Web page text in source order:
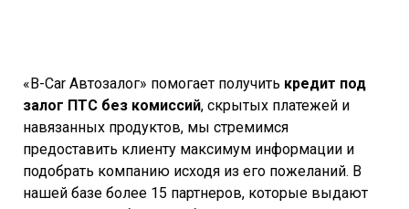
«B-Car Автозалог» помогает получить кредит под
залог ПТС без комиссий, скрытых платежей и
навязанных продуктов, мы стремимся
предоставить клиенту максимум информации и
подобрать компанию исходя из его пожеланий. В
нашей базе более 15 партнеров, которые выдают